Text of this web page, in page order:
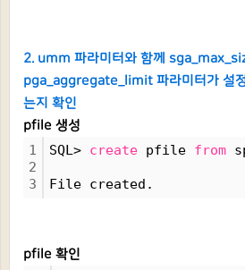
2. umm 파라미터와 함께
pga_aggregate_limit 파라미터가 설
는지 확인
pfile 생성
1
2
3
SQL> create pfile from
File created.
pfile 확인